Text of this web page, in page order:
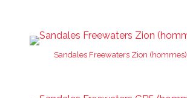
Sandales Freewaters Zion (hommes)